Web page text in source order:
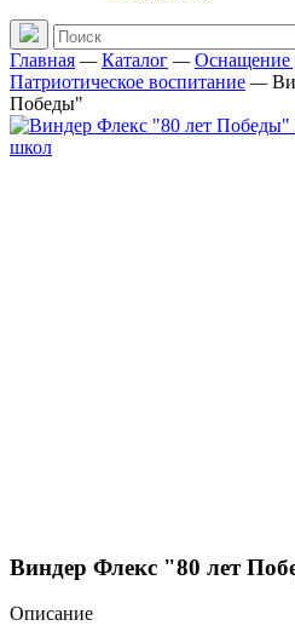
Главная —Каталог —Оснащение
Патриотическое воспитание —
Победы"
Виндер Флекс "80 лет
Описание